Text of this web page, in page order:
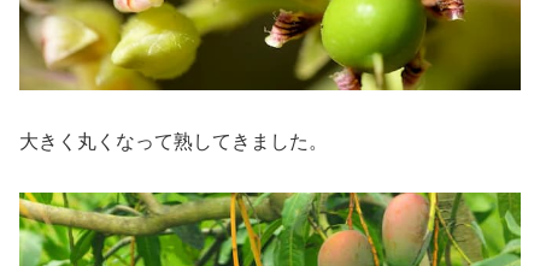
大きく丸くなって熟してきました。